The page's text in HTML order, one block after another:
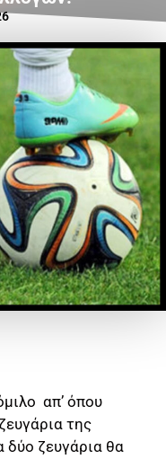
απ’ όπου
της
δύο ζευγάρια θα